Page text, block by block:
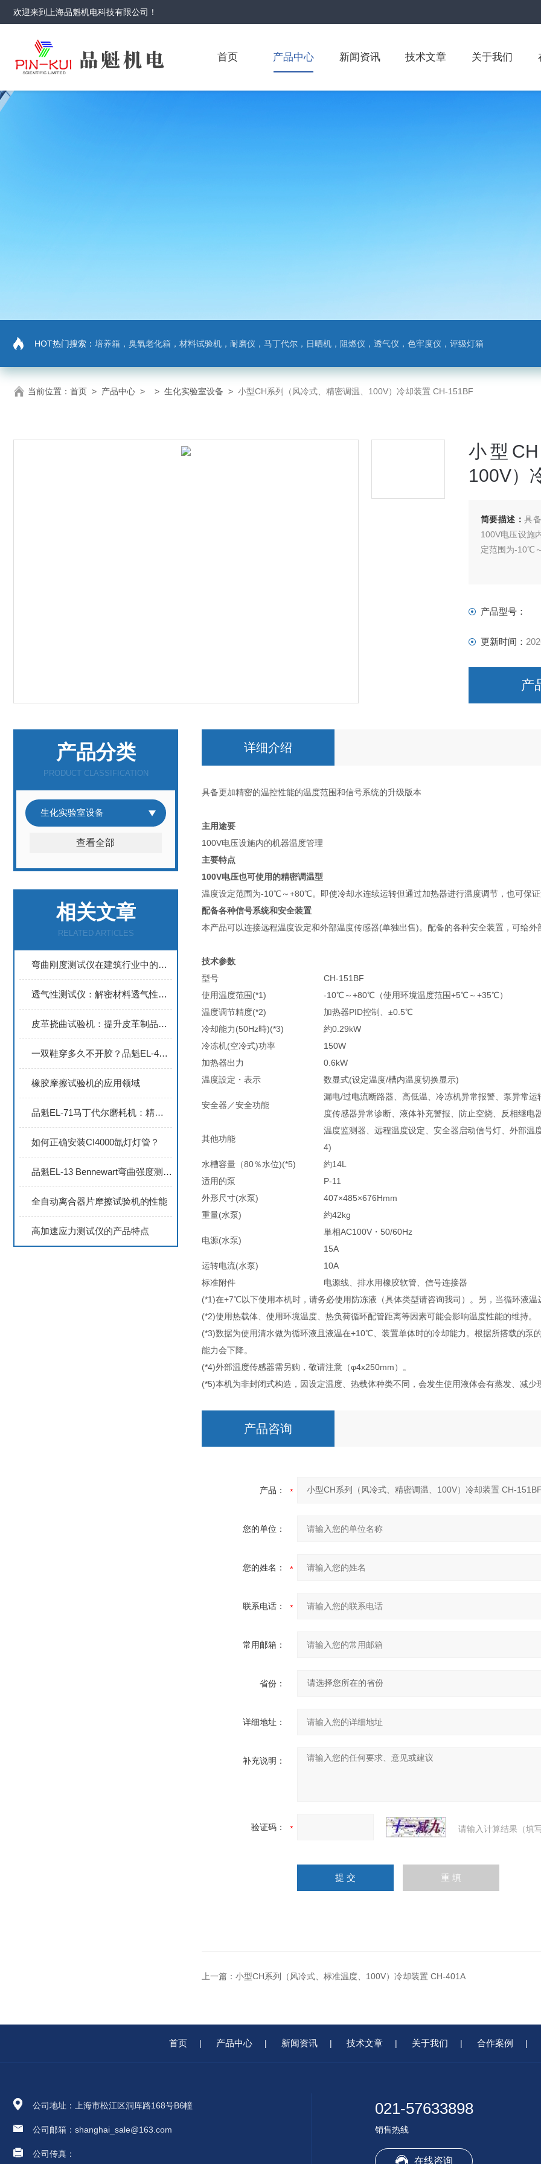
欢迎来到 上海品魁机电科技有限公司 ！
首页 产品中心 新闻资讯 技术文章 关于我们
HOT热门搜索： 培养箱，臭氧老化箱，材料试验机，耐磨仪，马丁代尔，日晒机，阻燃仪，透气仪，色牢度仪，评级灯箱
当前位置： 首页 > 产品中心 > > 生化实验室设备 > 小型CH系列（风冷式、精密调温、100V）冷却装置 CH-151BF
小型
100V）
简要描述：具
100V电压设施
定范围为-10℃
产品型号：
更新时间：
产
产品分类
PRODUCT CLASSIFICATION
生化实验室设备
查看全部
相关文章
RELATED ARTICLES
弯曲刚度测试仪在建筑行业中的应用
透气性测试仪：解密材料透气性的关键指标
皮革挠曲试验机：提升皮革制品质量的关键检测设备
一双鞋穿多久不开胶？品魁EL-49粘着强度蠕变试验箱揭秘粘合剂耐热抗压密码
橡胶摩擦试验机的应用领域
品魁EL-71马丁代尔磨耗机：精准测试、高效运行
如何正确安装CI4000氙灯灯管？
品魁EL-13 Bennewart弯曲强度测试仪：高精度材料弯曲性能检测解决方案
全⾃动离合器⽚摩擦试验机的性能
高加速应力测试仪的产品特点
详细介绍
具备更加精密的温控性能的温度范围和信号系统的升级版本
主用途要
100V电压设施内的机器温度管理
主要特点
100V电压也可使用的精密调温型
温度设定范围为-10℃～+80℃。即使冷却水连续运转但通过加热器进行温度调节，也可保
配备各种信号系统和安全装置
本产品可以连接远程温度设定和外部温度传感器(单独出售)。配备的各种安全装置，可给外
技术参数
型号
CH-151BF
使用温度范围(*1)
-10℃～+80℃（使用环境温度范围+5℃～+35℃）
温度调节精度(*2)
加热器PID控制、±0.5℃
冷却能力(50Hz時)(*3)
約0.29kW
冷冻机(空冷式)功率
150W
加热器出力
0.6kW
温度設定・表示
数显式(设定温度/槽内温度切换显示)
安全器／安全功能
漏电/过电流断路器、高低温、冷冻机异常报警、泵异常运
度传感器异常诊断、液体补充警报、防止空烧、反相继电
其他功能
温度监测器、远程温度设定、安全器启动信号灯、外部温
4)
水槽容量（80％水位)(*5)
約14L
适用的泵
P-11
外形尺寸(水泵)
407×485×676Hmm
重量(水泵)
約42kg
电源(水泵)
単相AC100V・50/60Hz
15A
运转电流(水泵)
10A
标准附件
电源线、排水用橡胶软管、信号连接器
(*1)在+7℃以下使用本机时，请务必使用防冻液（具体类型请咨询我司）。另，当循环液
(*2)使用热载体、使用环境温度、热负荷循环配管距离等因素可能会影响温度性能的维持。
(*3)数据为使用清水做为循环液且液温在+10℃、装置单体时的冷却能力。根据所搭载的
能力会下降。
(*4)外部温度传感器需另购，敬请注意（φ4x250mm）。
(*5)本机为非封闭式构造，因设定温度、热载体种类不同，会发生使用液体会有蒸发、减少
产品咨询
产品：
您的单位：
您的姓名：
联系电话：
常用邮箱：
省份：
详细地址：
补充说明：
验证码： 请输入计算结果（填
上一篇： 小型CH系列（风冷式、标准温度、100V）冷却装置 CH-401A
首页 | 产品中心 | 新闻资讯 | 技术文章 | 关于我们 | 合作案例 |
公司地址：上海市松江区洞厍路168号B6幢
公司邮箱：shanghai_sale@163.com
公司传真：
021-57633898
销售热线
在线咨询